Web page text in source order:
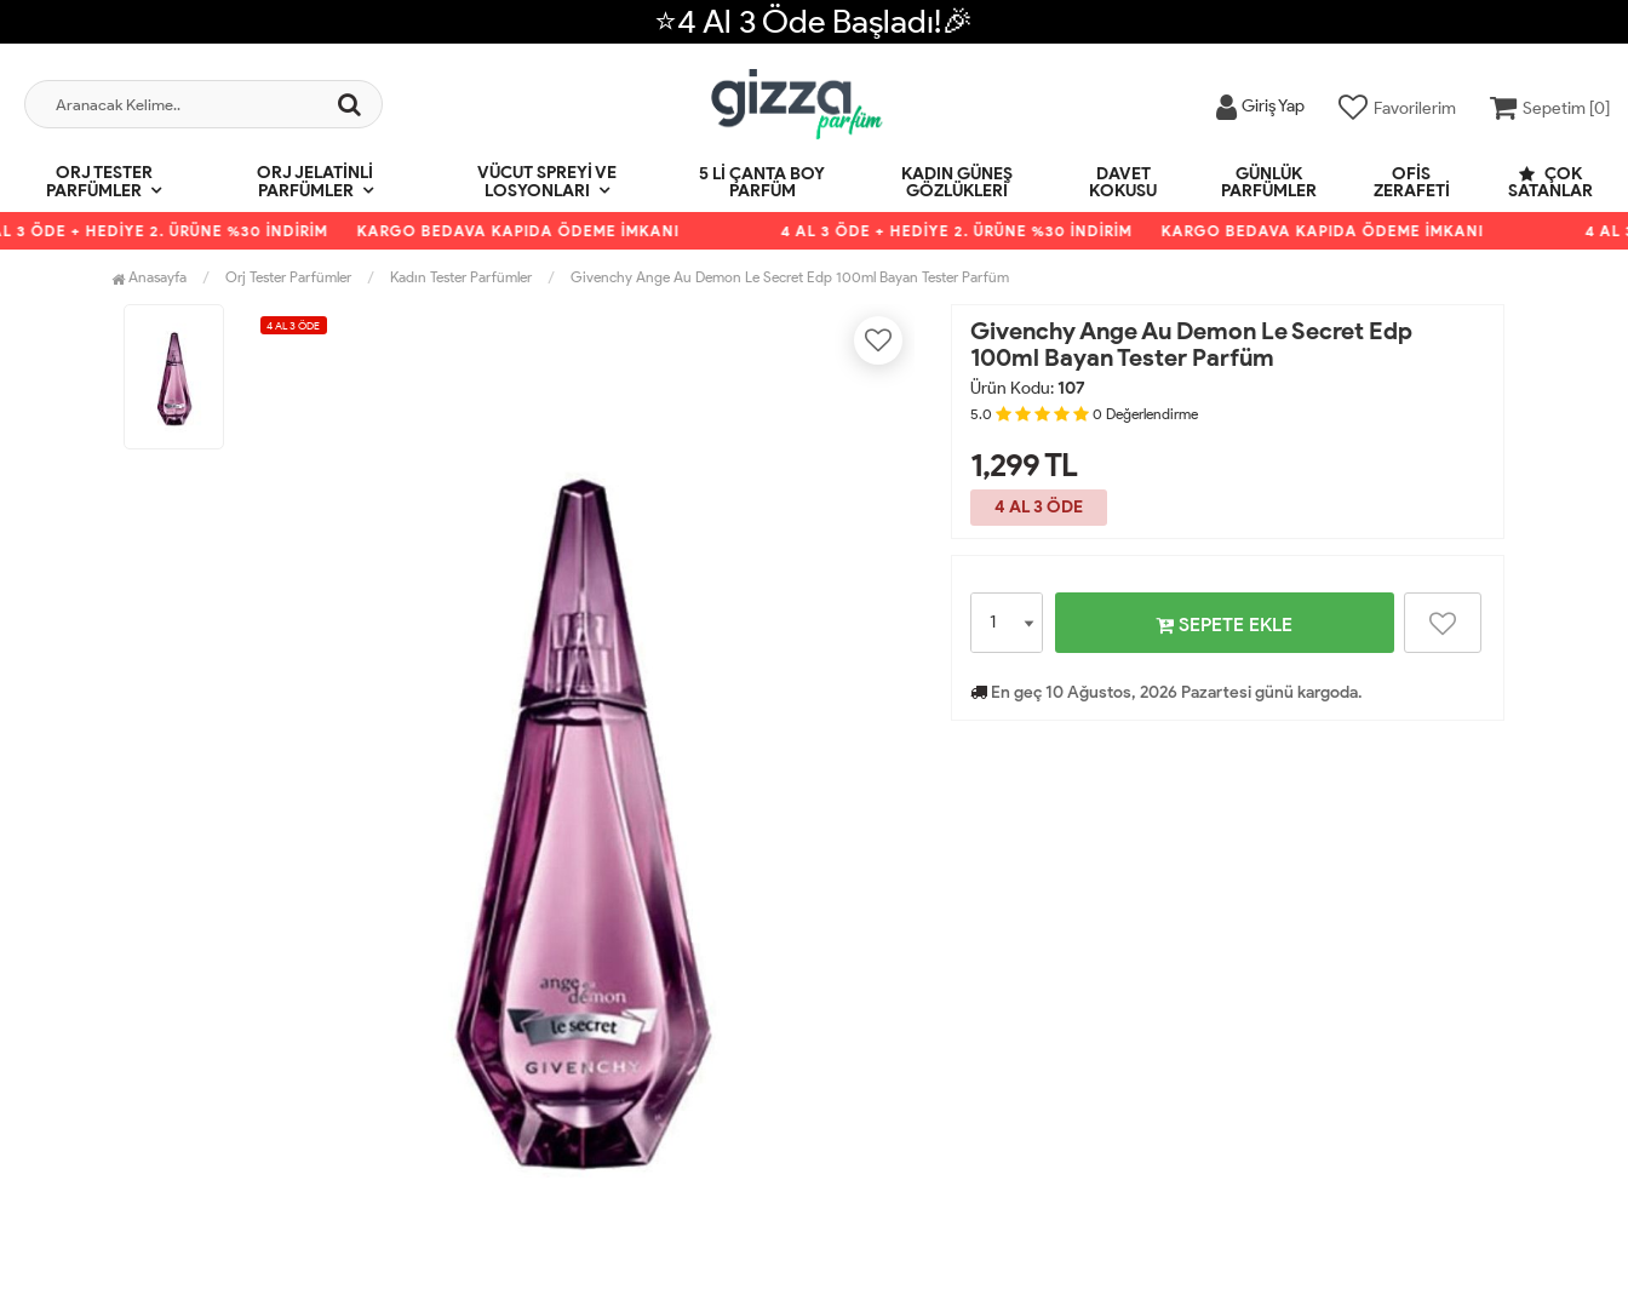
⭐4 Al 3 Öde Başladı!🎉
Giriş Yap Favorilerim Sepetim [0]
ORJ TESTER
PARFÜMLER
ORJ JELATINLI
PARFÜMLER
VÜCUT SPREYI VE
LOSYONLARI
5 LI ÇANTA BOY
PARFÜM
KADIN GÜNEŞ
GÖZLÜKLERI
DAVET
KOKUSU
GÜNLÜK
PARFÜMLER
OFIS
ZERAFETI
ÇOK
SATANLAR
+ HEDİYE 2. ÜRÜNE %30 İNDİRİM KARGO BEDAVA KAPIDA ÖDEME İMKANI 4 AL 3 ÖDE + HEDİYE 2. ÜRÜNE %30 İNDİRİM KARGO BEDAVA KAPIDA ÖDEME İMKANI 4 AL 3
Anasayfa Orj Tester Parfümler Kadın Tester Parfümler Givenchy Ange Au Demon Le Secret Edp 100ml Bayan Tester Parfüm
4 AL 3 ÖDE
Givenchy Ange Au Demon Le Secret Edp
100ml Bayan Tester Parfüm
Ürün Kodu:107
5.0 0 Değerlendirme
1,299TL
4 AL 3 ÖDE
SEPETE EKLE
En geç 10 Ağustos, 2026 Pazartesi günü kargoda.